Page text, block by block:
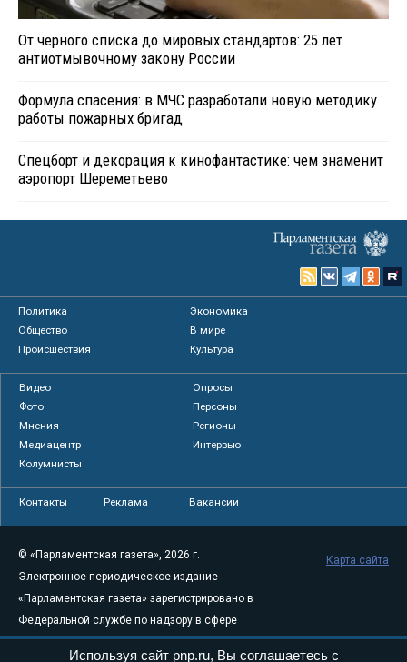
От черного списка до мировых стандартов: 25 лет
антиотмывочному закону России
Формула спасения: в МЧС разработали новую методику
работы пожарных бригад
Спецборт и декорация к кинофантастике: чем знаменит
аэропорт Шереметьево
Политика
Экономика
Общество
В мире
Происшествия
Культура
Видео
Опросы
Фото
Персоны
Мнения
Регионы
Медиацентр
Интервью
Колумнисты
Контакты Реклама Вакансии
© «Парламентская газета», 2026 г.
Электронное периодическое издание
«Парламентская газета» зарегистрировано в
Федеральной службе по надзору в сфере
связи, информационных технологий и
Карта сайта
Используя сайт pnp.ru, Вы соглашаетесь с